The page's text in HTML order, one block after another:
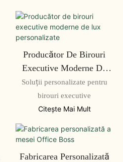
Producător De Birouri
Executive Moderne De
Lux Personalizate
Soluții personalizate pentru
birouri executive
Citeşte Mai Mult
Fabricarea Personalizată